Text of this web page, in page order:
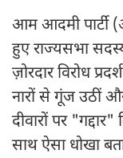
आम आदमी पार्टी
हुए राज्यसभा
ज़ोरदार विरोध
नारों से गूंज उठीं
दीवारों पर
साथ ऐसा धोखा